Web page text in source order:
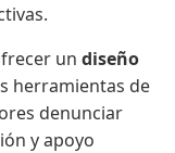
un diseño
herramientas de
denunciar
y apoyo